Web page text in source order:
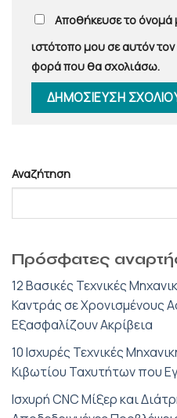
Αποθήκευσε το όνομά
ιστότοπο μου σε αυτόν
φορά που θα σχολιάσω.
Αναζήτηση
Πρόσφατες
12 Βασικές Τεχνικές
Καντράς σε Χρονισμένους
Εξασφαλίζουν Ακρίβεια
10 Ισχυρές Τεχνικές
Κιβωτίου Ταχυτήτων που
Ισχυρή CNC Μίξερ και